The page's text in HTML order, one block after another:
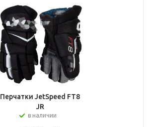
Перчатки JetSpeed FT8
JR
в наличии